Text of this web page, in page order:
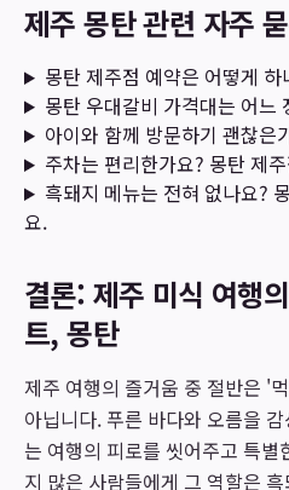
제주 몽탄 관련 자주
몽탄 제주점 예약은 어떻게
몽탄 우대갈비 가격대는 어느
아이와 함께 방문하기 괜찮은
주차는 편리한가요? 몽탄 제
흑돼지 메뉴는 전혀 없나요?
요.
결론: 제주 미식 여행
트, 몽탄
제주 여행의 즐거움 중 절반은 '
아닙니다. 푸른 바다와 오름을
는 여행의 피로를 씻어주고 특
지 많은 사람들에게 그 역할은